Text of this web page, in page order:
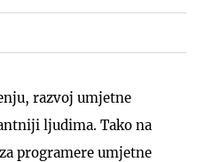
razvoj umjetne
ljudima. Tako na
programere umjetne